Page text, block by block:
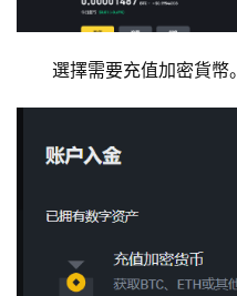
選擇需要充值加密貨幣。